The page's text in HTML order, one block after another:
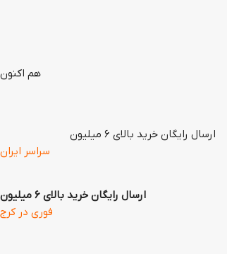
هم اکنون
ارسال رایگان خرید بالای 6 میلیون
سراسر ایران
ارسال رایگان خرید بالای 6 میلیون
فوری در کرج